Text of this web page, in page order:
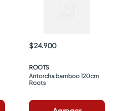
$ 24.900
ROOTS
Antorcha bamboo 120cm
Roots